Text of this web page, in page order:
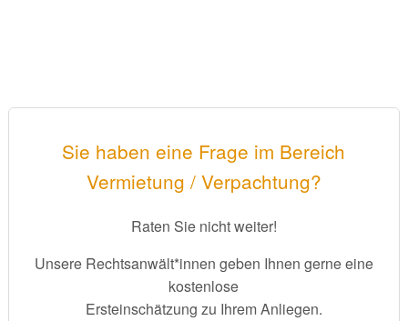
Sie haben eine Frage im Bereich
Vermietung / Verpachtung?
Raten Sie nicht weiter!
Unsere Rechtsanwält*innen geben Ihnen gerne eine
kostenlose
Ersteinschätzung zu Ihrem Anliegen.